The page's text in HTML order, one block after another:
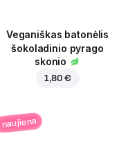
Veganiškas batonėlis
šokoladinio pyrago
skonio
1,80 €
naujiena